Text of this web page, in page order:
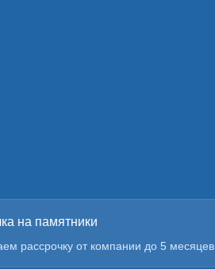
на памятники
рассрочку от компании до 5 месяцев